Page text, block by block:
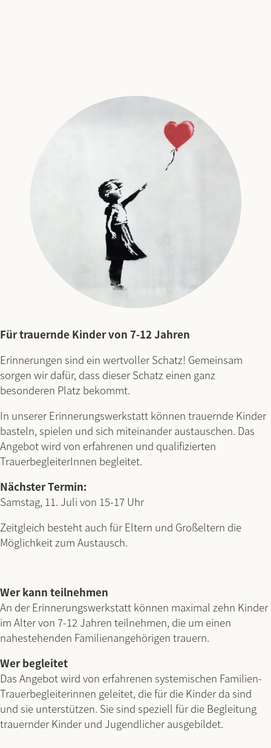
Für trauernde Kinder von 7-12 Jahren
Erinnerungen sind ein wertvoller Schatz! Gemeinsam
sorgen wir dafür, dass dieser Schatz einen ganz
besonderen Platz bekommt.
In unserer Erinnerungswerkstatt können trauernde Kinder
basteln, spielen und sich miteinander austauschen. Das
Angebot wird von erfahrenen und qualifizierten
TrauerbegleiterInnen begleitet.
Nächster Termin:
Samstag, 11. Juli von 15-17 Uhr
Zeitgleich besteht auch für Eltern und Großeltern die
Möglichkeit zum Austausch.
Wer kann teilnehmen
An der Erinnerungswerkstatt können maximal zehn Kinder
im Alter von 7-12 Jahren teilnehmen, die um einen
nahestehenden Familienangehörigen trauern.
Wer begleitet
Das Angebot wird von erfahrenen systemischen Familien-
Trauerbegleiterinnen geleitet, die für die Kinder da sind
und sie unterstützen. Sie sind speziell für die Begleitung
trauernder Kinder und Jugendlicher ausgebildet.